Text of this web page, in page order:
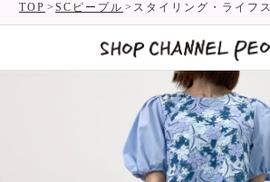
TOP SCピープル スタイリング・ライフ